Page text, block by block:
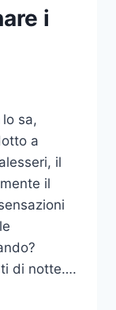
i
sa,
a
il
il
di notte….